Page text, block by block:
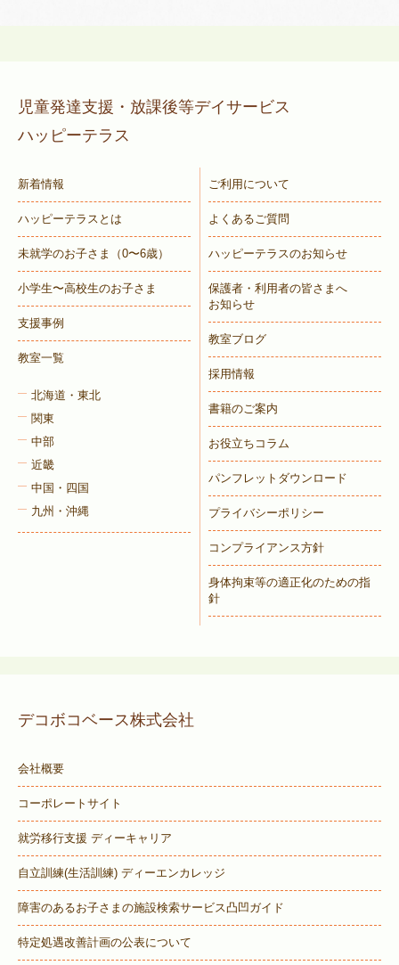
児童発達支援・放課後等デイサービス
ハッピーテラス
新着情報
ハッピーテラスとは
未就学のお子さま （0〜6歳）
小学生〜高校生のお子さま
支援事例
教室一覧
北海道・東北
関東
中部
近畿
中国・四国
九州・沖縄
ご利用について
よくあるご質問
ハッピーテラスのお知らせ
保護者・利用者の皆さまへ
お知らせ
教室ブログ
採用情報
書籍のご案内
お役立ちコラム
パンフレットダウンロード
プライバシーポリシー
コンプライアンス方針
身体拘束等の適正化のための指
針
デコボコベース株式会社
会社概要
コーポレートサイト
就労移行支援 ディーキャリア
自立訓練(生活訓練) ディーエンカレッジ
障害のあるお子さまの施設検索サービス凸凹ガイド
特定処遇改善計画の公表について